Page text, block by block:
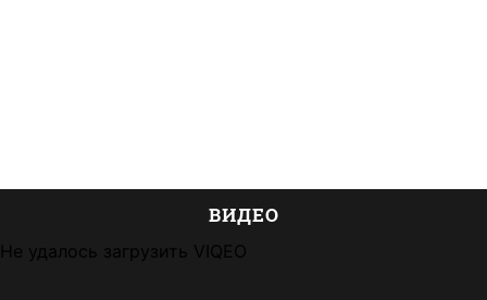
ВИДЕО
Не удалось загрузить VIQEO